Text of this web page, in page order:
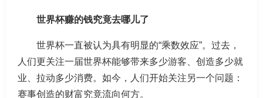
世界杯赚的钱究竟去哪儿了
世界杯一直被认为具有明显的“乘数效应”。过去，
人们更关注一届世界杯能够带来多少游客、创造多少就
业、拉动多少消费。如今，人们开始关注另一个问题：
赛事创造的财富究竟流向何方。